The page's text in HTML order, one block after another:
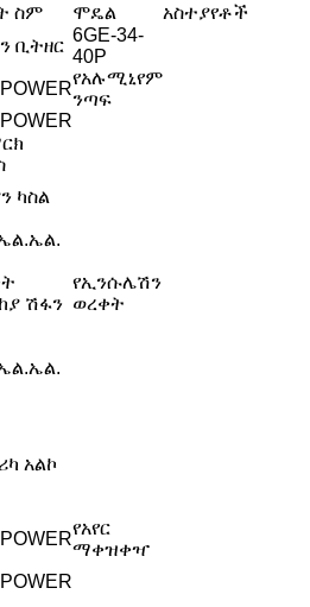
ስም ሞዴል
አስተያየቶች
ቢትዘር
6GE-34-
40P
የአሉሚኒየም
ንጣፍ
ካስል
ሽፋን
የኢንሱሌሽን
ወረቀት
አልኮ
የአየር
ማቀዝቀዣ